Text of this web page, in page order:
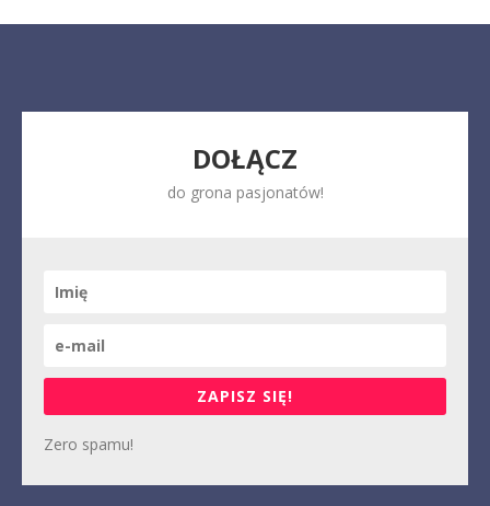
DOŁĄCZ
do grona pasjonatów!
ZAPISZ SIĘ!
Zero spamu!